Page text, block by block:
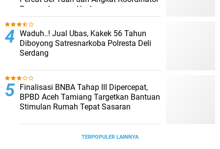
Pengembangan Usaha
Waduh..! Jual Ubas, Kakek 56 Tahun
Diboyong Satresnarkoba Polresta Deli
Serdang
Finalisasi BNBA Tahap III Dipercepat,
BPBD Aceh Tamiang Targetkan Bantuan
Stimulan Rumah Tepat Sasaran
TERPOPULER LAINNYA